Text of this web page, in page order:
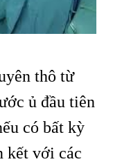
thô từ
ủ đầu tiên
có bất kỳ
kết với các